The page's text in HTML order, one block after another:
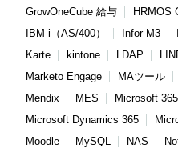
GrowOneCube 給与
HRMOS
IBM i（AS/400）
Infor M3
Karte
kintone LDAP
Marketo Engage
MAツール
Mendix
MES Microsoft
Microsoft Dynamics 365
Moodle
MySQL NAS